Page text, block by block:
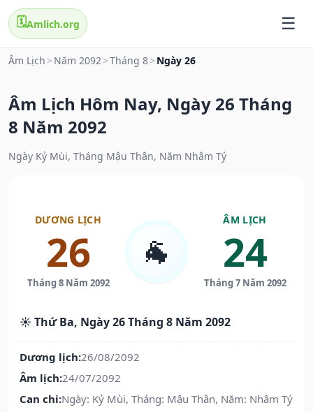
🗓️Amlich.org
Âm Lịch > Năm 2092>Tháng 8> Ngày 26
Âm Lịch Hôm Nay, Ngày 26 Tháng
8 Năm 2092
Ngày Kỷ Mùi, Tháng Mậu Thân, Năm Nhâm Tý
DƯƠNG LỊCH
26
Tháng 8 Năm 2092
🐐
ÂM LỊCH
24
Tháng 7 Năm 2092
☀️ Thứ Ba, Ngày 26 Tháng 8 Năm 2092
Dương lịch:26/08/2092
Âm lịch:24/07/2092
Can chi:Ngày: Kỷ Mùi, Tháng: Mậu Thân, Năm: Nhâm Tý